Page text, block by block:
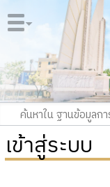
เข้าสู่ระบบ